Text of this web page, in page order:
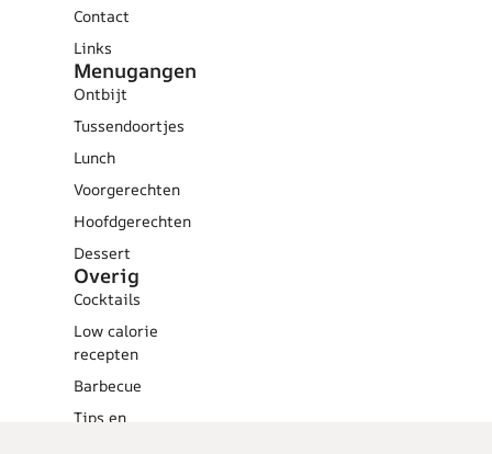
Contact
Links
Menugangen
Ontbijt
Tussendoortjes
Lunch
Voorgerechten
Hoofdgerechten
Dessert
Overig
Cocktails
Low calorie
recepten
Barbecue
Tips en